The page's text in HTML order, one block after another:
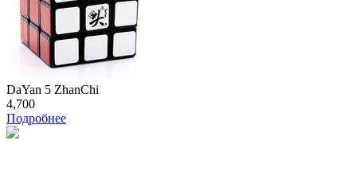
DaYan 5 ZhanChi
4,700
Подробнее